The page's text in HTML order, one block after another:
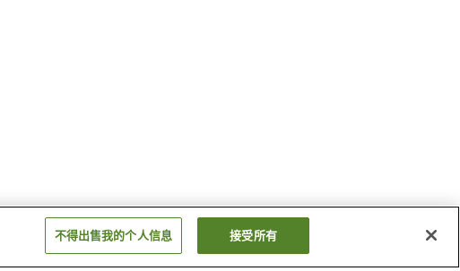
不得出售我的个人信息 接受所有